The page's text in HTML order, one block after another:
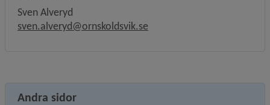
Sven Alveryd
sven.alveryd@ornskoldsvik.se
Andra sidor